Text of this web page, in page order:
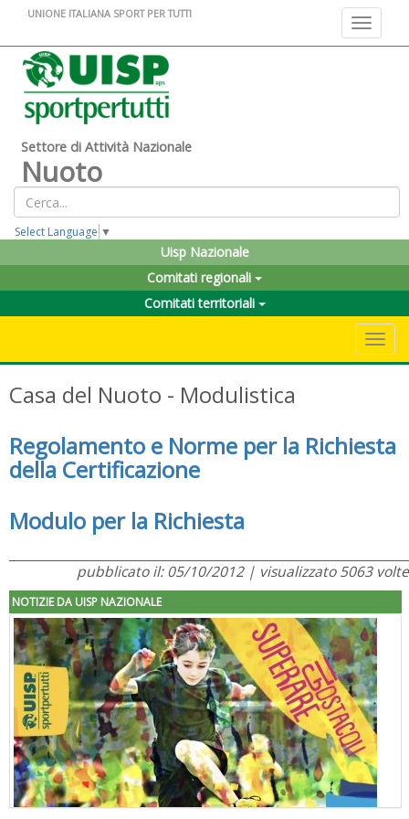
Toggle
UNIONE ITALIANA SPORT PER TUTTI
Settore di Attività Nazionale
Nuoto
Select Language ▼
Uisp Nazionale
Comitati regionali
Comitati territoriali
Casa del Nuoto - Modulistica
Regolamento e Norme per la Richiesta
della Certificazione
Modulo per la Richiesta
pubblicato il: 05/10/2012 | visualizzato 5063 volte
NOTIZIE DA UISP NAZIONALE